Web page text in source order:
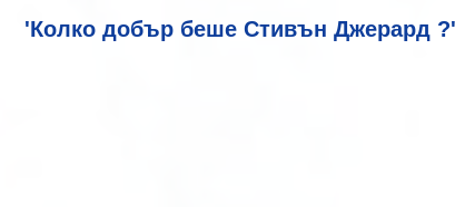
'Колко добър беше Стивън Джерард ?'